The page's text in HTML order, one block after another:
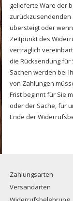
gelieferte Ware der
zurückzusendenden
übersteigt oder
Zeitpunkt des
vertraglich
die Rücksendung
Sachen werden bei
von Zahlungen
Frist beginnt für Sie
oder der Sache, für
Ende der
Zahlungsarten
Versandarten